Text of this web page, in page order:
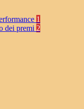
1
dei premi 2